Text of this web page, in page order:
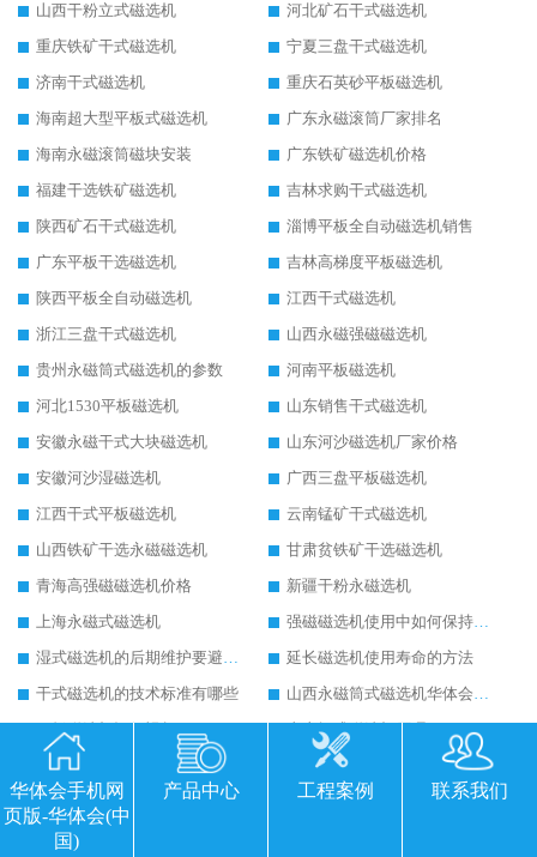
山西干粉立式磁选机
河北矿石干式磁选机
重庆铁矿干式磁选机
宁夏三盘干式磁选机
济南干式磁选机
重庆石英砂平板磁选机
海南超大型平板式磁选机
广东永磁滚筒厂家排名
海南永磁滚筒磁块安装
广东铁矿磁选机价格
福建干选铁矿磁选机
吉林求购干式磁选机
陕西矿石干式磁选机
淄博平板全自动磁选机销售
广东平板干选磁选机
吉林高梯度平板磁选机
陕西平板全自动磁选机
江西干式磁选机
浙江三盘干式磁选机
山西永磁强磁磁选机
贵州永磁筒式磁选机的参数
河南平板磁选机
河北1530平板磁选机
山东销售干式磁选机
安徽永磁干式大块磁选机
山东河沙磁选机厂家价格
安徽河沙湿磁选机
广西三盘平板磁选机
江西干式平板磁选机
云南锰矿干式磁选机
山西铁矿干选永磁磁选机
甘肃贫铁矿干选磁选机
青海高强磁磁选机价格
新疆干粉永磁选机
上海永磁式磁选机
强磁磁选机使用中如何保持其顺畅运行
湿式磁选机的后期维护要避开哪些坑
延长磁选机使用寿命的方法
干式磁选机的技术标准有哪些
山西永磁筒式磁选机华体会手机网页版-华体会(中国)
平板磁选机运行视频
山东辊式磁选机原理
永磁高梯度平板磁选机
涡电流金属分选机的原理
干式磁选机多少钱
干式磁选机工作原理图
华体会手机网
页版-华体会(中
国)
产品中心 工程案例 联系我们